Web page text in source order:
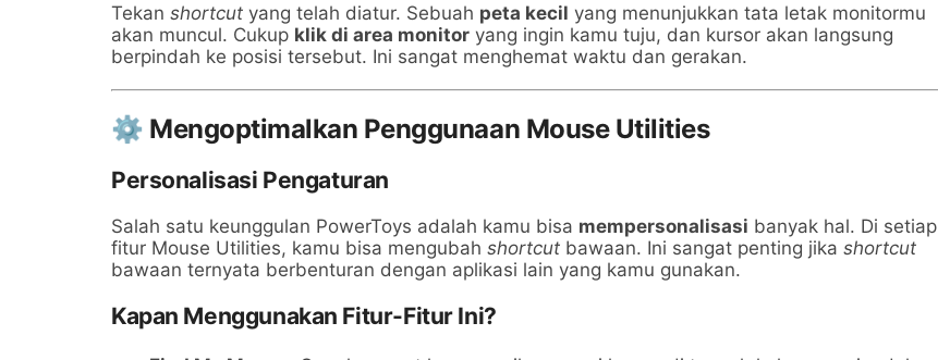
Tekan shortcut yang telah diatur. Sebuah peta kecil yang menunjukkan tata letak monitormu
akan muncul. Cukup klik di area monitor yang ingin kamu tuju, dan kursor akan langsung
berpindah ke posisi tersebut. Ini sangat menghemat waktu dan gerakan.
⚙️ Mengoptimalkan Penggunaan Mouse Utilities
Personalisasi Pengaturan
Salah satu keunggulan PowerToys adalah kamu bisa mempersonalisasi banyak hal. Di setiap
fitur Mouse Utilities, kamu bisa mengubah shortcut bawaan. Ini sangat penting jika shortcut
bawaan ternyata berbenturan dengan aplikasi lain yang kamu gunakan.
Kapan Menggunakan Fitur-Fitur Ini?